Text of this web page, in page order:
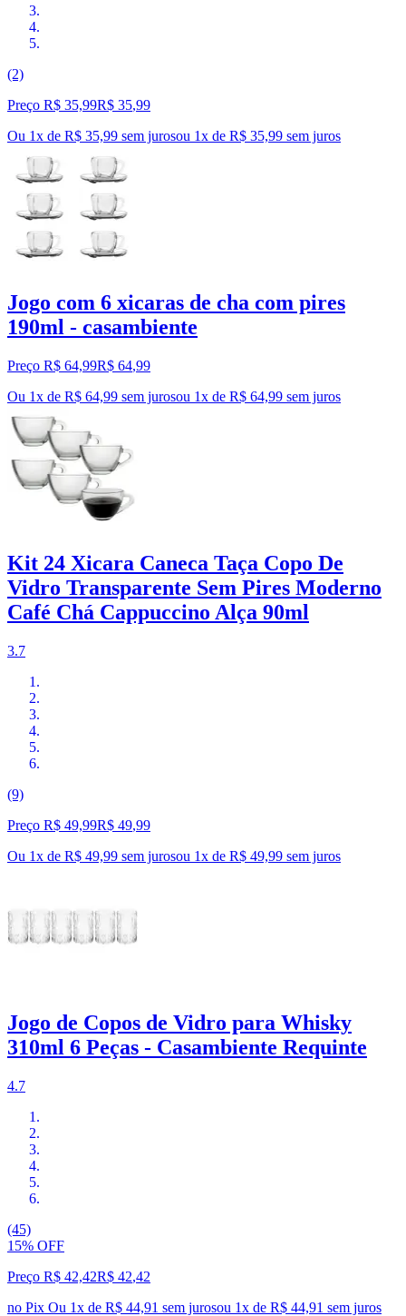
(2)
Preço R$ 35,99R$ 35,99
Ou 1x de R$ 35,99 sem jurosou 1x de R$ 35,99 sem juros
Jogo com 6 xicaras de cha com pires
190ml - casambiente
Preço R$ 64,99R$ 64,99
Ou 1x de R$ 64,99 sem jurosou 1x de R$ 64,99 sem juros
Kit 24 Xicara Caneca Taça Copo De
Vidro Transparente Sem Pires Moderno
Café Chá Cappuccino Alça 90ml
3.7
(9)
Preço R$ 49,99R$ 49,99
Ou 1x de R$ 49,99 sem jurosou 1x de R$ 49,99 sem juros
Jogo de Copos de Vidro para Whisky
310ml 6 Peças - Casambiente Requinte
4.7
(45)
15% OFF
Preço R$ 42,42R$ 42,42
no Pix Ou 1x de R$ 44,91 sem jurosou 1x de R$ 44,91 sem juros